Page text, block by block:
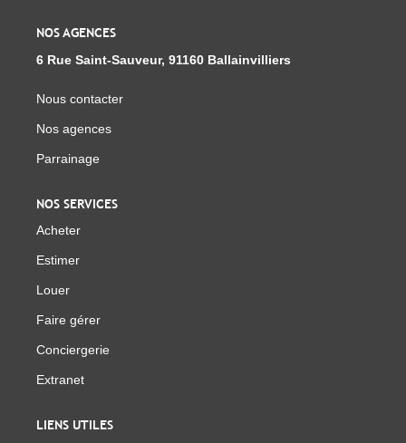
EXTRANET
NOS AGENCES
6 Rue Saint-Sauveur, 91160 Ballainvilliers
Nous contacter
Nos agences
Parrainage
NOS SERVICES
Acheter
Estimer
Louer
Faire gérer
Conciergerie
Extranet
LIENS UTILES